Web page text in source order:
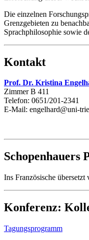
Die einzelnen
Grenzgebieten zu
Sprachphilosophie sowie
Kontakt
Prof. Dr. Kristina
Zimmer B 411
Telefon: 0651/201-2341
E-Mail: engelhard@uni-
Schopenhauers
Ins Französische
Konferenz:
Tagungsprogramm